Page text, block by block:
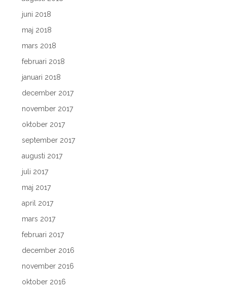
juni 2018
maj 2018
mars 2018
februari 2018
januari 2018
december 2017
november 2017
oktober 2017
september 2017
augusti 2017
juli 2017
maj 2017
april 2017
mars 2017
februari 2017
december 2016
november 2016
oktober 2016